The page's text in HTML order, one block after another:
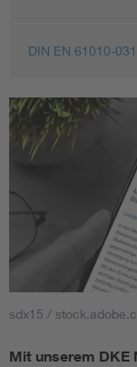
DIN EN 61010-
sdx15 /
Mit unserem DKE